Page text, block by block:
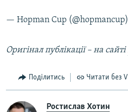
— Hopman Cup (@hopmancup)
Оригінал публікації – на сайті
Поділитись Читати без
Ростислав Хотин